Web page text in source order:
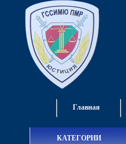
Главная
КАТЕГОРИИ